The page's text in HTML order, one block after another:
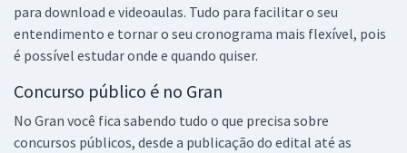
para download e videoaulas. Tudo para facilitar o seu
entendimento e tornar o seu cronograma mais flexível, pois
é possível estudar onde e quando quiser.
Concurso público é no Gran
No Gran você fica sabendo tudo o que precisa sobre
concursos públicos, desde a publicação do edital até as